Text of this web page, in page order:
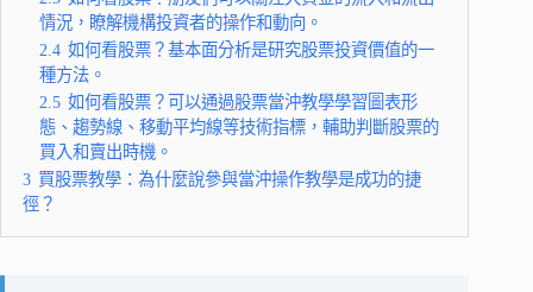
情況，瞭解機構投資者的操作和動向。
2.4 如何看股票？基本面分析是研究股票投資價值的一
種方法。
2.5 如何看股票？可以通過股票當沖教學學習圖表形
態、趨勢線、移動平均線等技術指標，輔助判斷股票的
買入和賣出時機。
3 買股票教學：為什麼說參與當沖操作教學是成功的捷
徑？